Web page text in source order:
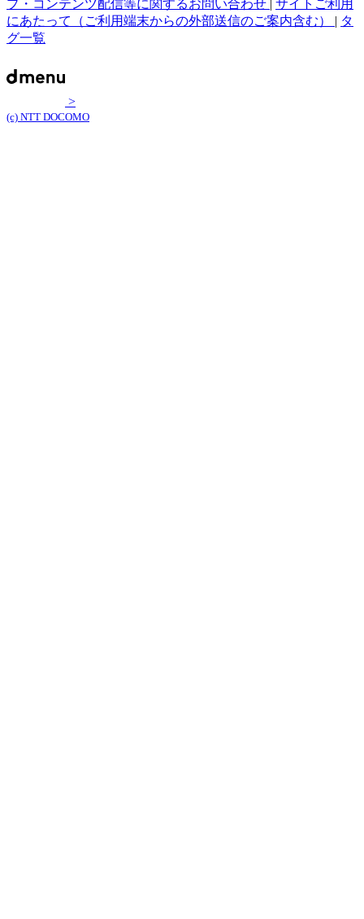
プ・コンテンツ配信等に関するお問い合わせ | サイトご利用
にあたって（ご利用端末からの外部送信のご案内含む） | タ
グ一覧
>
(c) NTT DOCOMO